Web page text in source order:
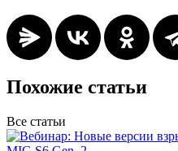
Похожие статьи
Все статьи